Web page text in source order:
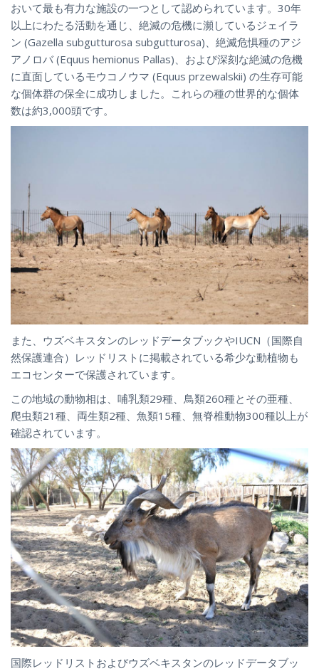
おいて最も有力な施設の一つとして認められています。30年
以上にわたる活動を通じ、絶滅の危機に瀕しているジェイラ
ン (Gazella subgutturosa subgutturosa)、絶滅危惧種のアジ
アノロバ (Equus hemionus Pallas)、および深刻な絶滅の危機
に直面しているモウコノウマ (Equus przewalskii) の生存可能
な個体群の保全に成功しました。これらの種の世界的な個体
数は約3,000頭です。
また、ウズベキスタンのレッドデータブックやIUCN（国際自
然保護連合）レッドリストに掲載されている希少な動植物も
エコセンターで保護されています。
この地域の動物相は、哺乳類29種、鳥類260種とその亜種、
爬虫類21種、両生類2種、魚類15種、無脊椎動物300種以上が
確認されています。
国際レッドリストおよびウズベキスタンのレッドデータブッ